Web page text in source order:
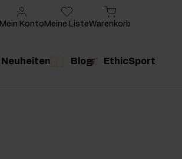
Neuheiten Blog EthicSport
Mein Konto Meine ListeWarenkorb